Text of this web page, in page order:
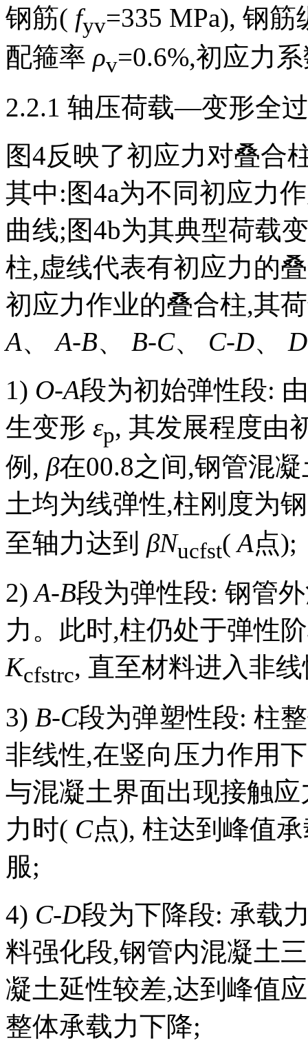
钢筋( fyv=335 MPa), 钢
配箍率 ρv=0.6%,初应力
2.2.1 轴压荷载—变形全
图4反映了初应力对叠合
其中:图4a为不同初应力
曲线;图4b为其典型荷载
柱,虚线代表有初应力的
初应力作业的叠合柱,其
A、 A-B、 B-C、 C-D、
1) O-A段为初始弹性段:
生变形 εp, 其发展程度由
例, β在00.8之间,钢管混
土均为线弹性,柱刚度为
至轴力达到 βNucfst( A点);
2)A-B段为弹性段: 钢管
力。此时,柱仍处于弹性
Kcfstrc, 直至材料进入非
3) B-C段为弹塑性段: 柱
非线性,在竖向压力作用
与混凝土界面出现接触
力时( C点), 柱达到峰值
服;
4) C-D段为下降段: 承载
料强化段,钢管内混凝土
凝土延性较差,达到峰值
整体承载力下降;